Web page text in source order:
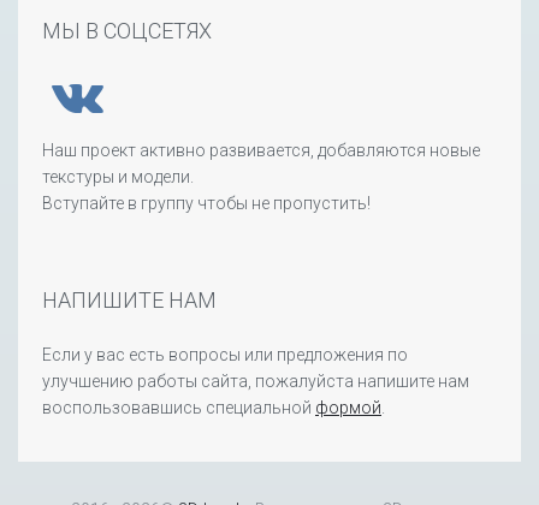
МЫ В СОЦСЕТЯХ
Наш проект активно развивается, добавляются новые
текстуры и модели.
Вступайте в группу чтобы не пропустить!
НАПИШИТЕ НАМ
Если у вас есть вопросы или предложения по
улучшению работы сайта, пожалуйста напишите нам
воспользовавшись специальной формой